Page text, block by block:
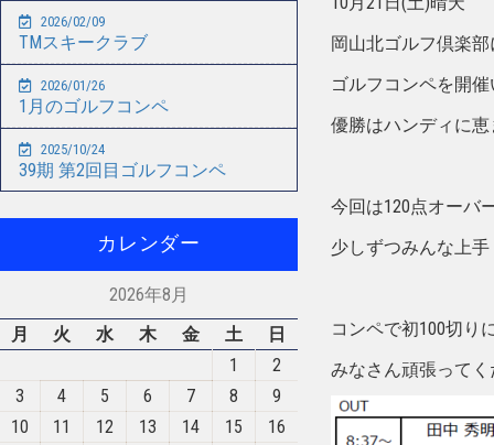
岡山北ゴルフ倶楽
ゴルフコンペを開
優勝はハンディに
今回は120点オーバ
少しずつみんな上
コンペで初100切り
みなさん頑張ってく
2026/02/09
TMスキークラブ
2026/01/26
1月のゴルフコンペ
2025/10/24
39期 第2回目ゴルフコンペ
カレンダー
2026年8月
月
火 水 木 金 土
日
1
2
3
4 5 6 7 8
9
10
11 12 13 14 15
16